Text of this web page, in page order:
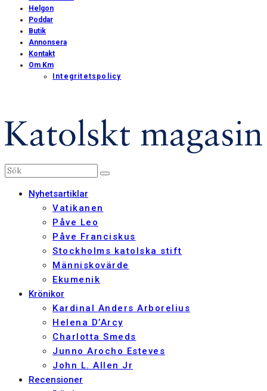
Helgon
Poddar
Butik
Annonsera
Kontakt
Om Km
Integritetspolicy
Nyhetsartiklar
Vatikanen
Påve Leo
Påve Franciskus
Stockholms katolska stift
Människovärde
Ekumenik
Krönikor
Kardinal Anders Arborelius
Helena D’Arcy
Charlotta Smeds
Junno Arocho Esteves
John L. Allen Jr
Recensioner